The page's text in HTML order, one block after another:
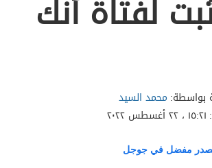
لفتاة أنك
بواسطة: محمد السيد
١٥:٢١ ، ٢٢ أغسطس ٢٠٢٢
مفضل في جوجل